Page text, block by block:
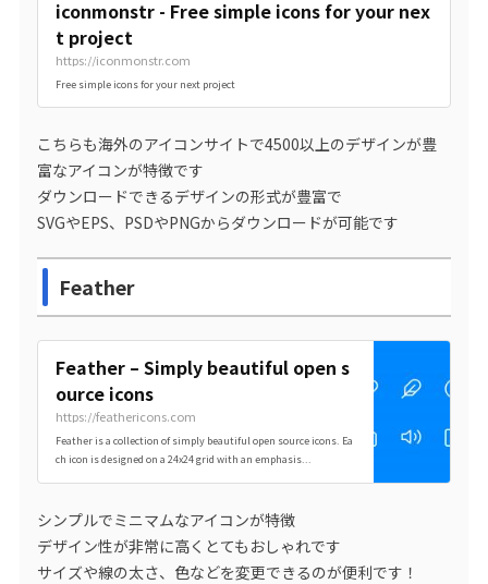
iconmonstr - Free simple icons for your nex
t project
https://iconmonstr.com
Free simple icons for your next project
こちらも海外のアイコンサイトで4500以上のデザインが豊
富なアイコンが特徴です
ダウンロードできるデザインの形式が豊富で
SVGやEPS、PSDやPNGからダウンロードが可能です
Feather
Feather – Simply beautiful open s
ource icons
https://feathericons.com
Feather is a collection of simply beautiful open source icons. Ea
ch icon is designed on a 24x24 grid with an emphasis...
シンプルでミニマムなアイコンが特徴
デザイン性が非常に高くとてもおしゃれです
サイズや線の太さ、色などを変更できるのが便利です！